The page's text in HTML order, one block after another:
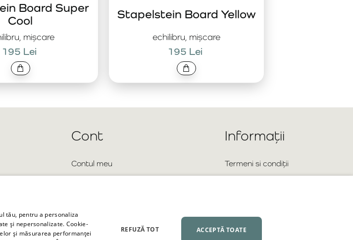
mișcare
Board Super
Cool
195 Lei
echilibru, mișcare
Stapelstein Board Yellow
195 Lei
Cont
Contul meu
Harta site-ului
Informații
Termeni si condiții
Confidențialitate
tău, pentru a personaliza
și nepersonalizate. Cookie-
și măsurarea performanței
ACCEPTĂ TOATE
REFUZĂ TOT